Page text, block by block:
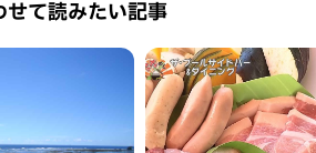
せて読みたい記事